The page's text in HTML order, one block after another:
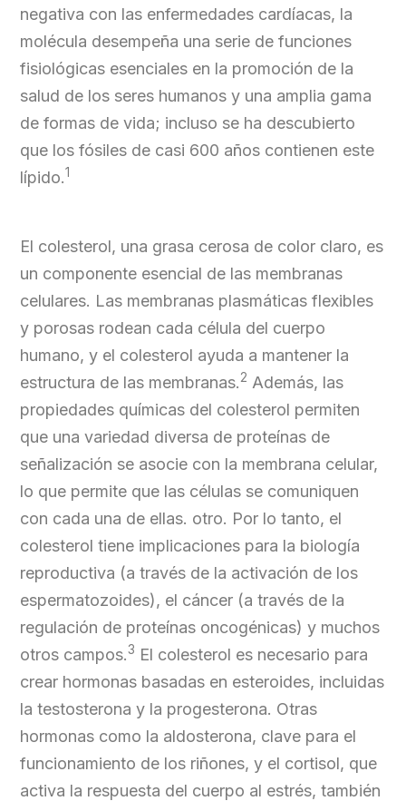
negativa con las enfermedades cardíacas, la
molécula desempeña una serie de funciones
fisiológicas esenciales en la promoción de la
salud de los seres humanos y una amplia gama
de formas de vida; incluso se ha descubierto
que los fósiles de casi 600 años contienen este
lípido.1
El colesterol, una grasa cerosa de color claro, es
un componente esencial de las membranas
celulares. Las membranas plasmáticas flexibles
y porosas rodean cada célula del cuerpo
humano, y el colesterol ayuda a mantener la
estructura de las membranas.2 Además, las
propiedades químicas del colesterol permiten
que una variedad diversa de proteínas de
señalización se asocie con la membrana celular,
lo que permite que las células se comuniquen
con cada una de ellas. otro. Por lo tanto, el
colesterol tiene implicaciones para la biología
reproductiva (a través de la activación de los
espermatozoides), el cáncer (a través de la
regulación de proteínas oncogénicas) y muchos
otros campos.3 El colesterol es necesario para
crear hormonas basadas en esteroides, incluidas
la testosterona y la progesterona. Otras
hormonas como la aldosterona, clave para el
funcionamiento de los riñones, y el cortisol, que
activa la respuesta del cuerpo al estrés, también